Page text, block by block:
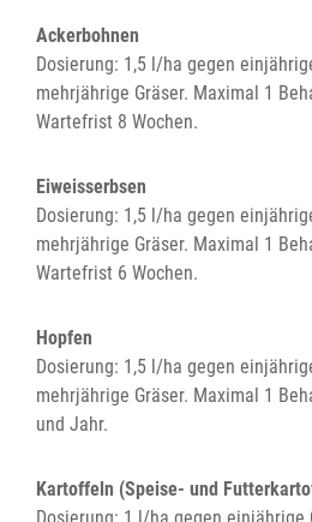
Ackerbohnen
Dosierung: 1,5 l/ha gegen
mehrjährige Gräser. Maximal 1
Wartefrist 8 Wochen.
Eiweisserbsen
Dosierung: 1,5 l/ha gegen
mehrjährige Gräser. Maximal 1
Wartefrist 6 Wochen.
Hopfen
Dosierung: 1,5 l/ha gegen
mehrjährige Gräser. Maximal 1
und Jahr.
Kartoffeln (Speise- und